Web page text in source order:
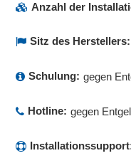
Anzahl der
Sitz des Herstellers:
Schulung: gegen
Hotline: gegen